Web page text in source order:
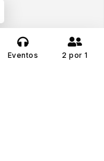
Eventos 2 por 1